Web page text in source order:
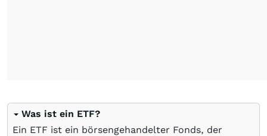
Was ist ein ETF?
Ein ETF ist ein börsengehandelter Fonds, der